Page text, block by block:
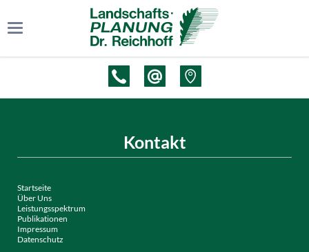
Kontakt
Startseite
Über Uns
Leistungsspektrum
Publikationen
Impressum
Datenschutz